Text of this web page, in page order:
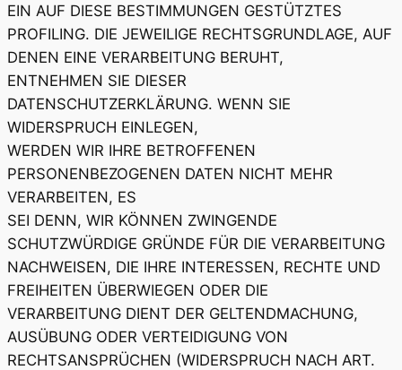
EIN AUF DIESE BESTIMMUNGEN GESTÜTZTES
PROFILING. DIE JEWEILIGE RECHTSGRUNDLAGE, AUF
DENEN EINE VERARBEITUNG BERUHT,
ENTNEHMEN SIE DIESER
DATENSCHUTZERKLÄRUNG. WENN SIE
WIDERSPRUCH EINLEGEN,
WERDEN WIR IHRE BETROFFENEN
PERSONENBEZOGENEN DATEN NICHT MEHR
VERARBEITEN, ES
SEI DENN, WIR KÖNNEN ZWINGENDE
SCHUTZWÜRDIGE GRÜNDE FÜR DIE VERARBEITUNG
NACHWEISEN, DIE IHRE INTERESSEN, RECHTE UND
FREIHEITEN ÜBERWIEGEN ODER DIE
VERARBEITUNG DIENT DER GELTENDMACHUNG,
AUSÜBUNG ODER VERTEIDIGUNG VON
RECHTSANSPRÜCHEN (WIDERSPRUCH NACH ART.